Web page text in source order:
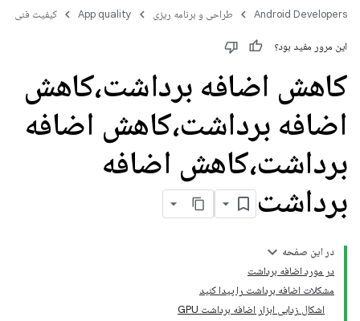
Android Developers طراحی و برنامه ریزی App quality کیفیت فنی
این مرور مفید بود؟
کاهش اضافه برداشت،کاهش
اضافه برداشت،کاهش اضافه
برداشت،کاهش اضافه
برداشت
در این صفحه
در مورد اضافه برداشت
مشکلات اضافه برداشت را پیدا کنید
اشکال زدایی ابزار اضافه برداشت GPU